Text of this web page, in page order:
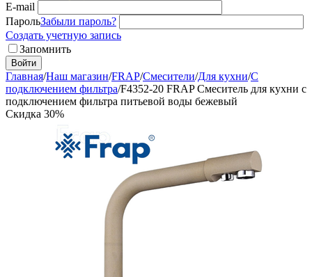
E-mail
ПарольЗабыли пароль?
Создать учетную запись
Запомнить
Войти
Главная/Наш магазин/FRAP/Смесители/Для кухни/С
подключением фильтра/F4352-20 FRAP Смеситель для кухни с
подключением фильтра питьевой воды бежевый
Скидка 30%